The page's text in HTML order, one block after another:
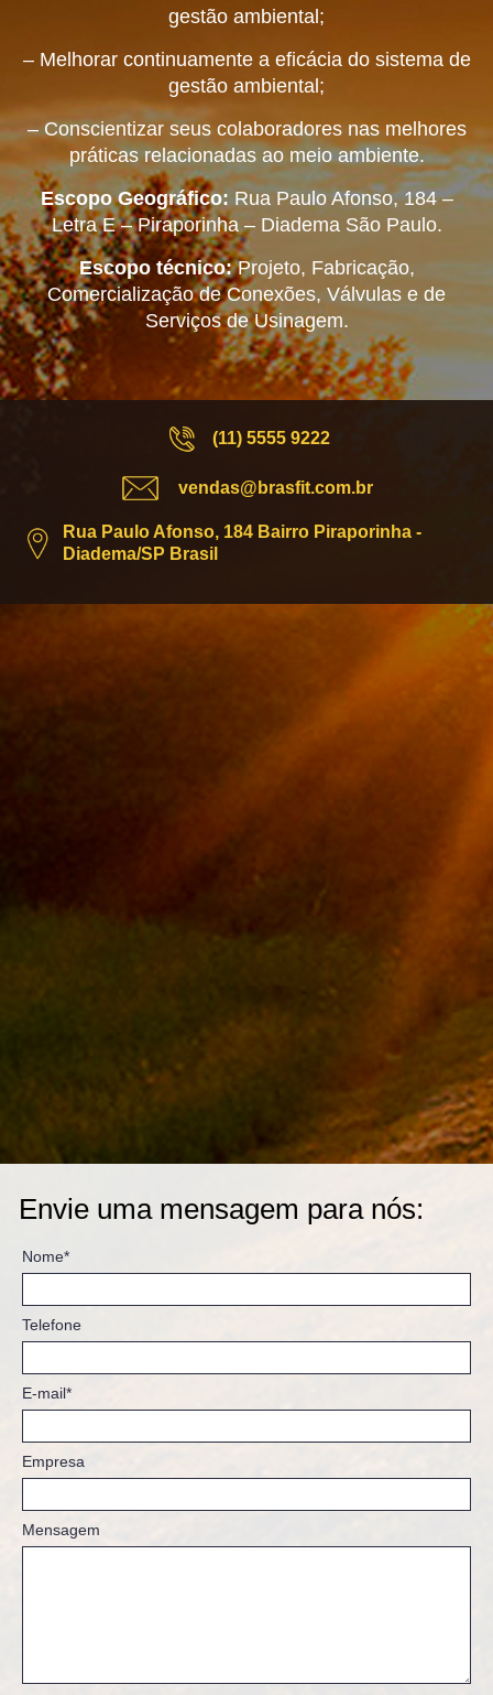
gestão ambiental;
– Melhorar continuamente a eficácia do sistema de
gestão ambiental;
– Conscientizar seus colaboradores nas melhores
práticas relacionadas ao meio ambiente.
Escopo Geográfico:Rua Paulo Afonso, 184 –
Letra E – Piraporinha – Diadema São Paulo.
Escopo técnico:Projeto, Fabricação,
Comercialização de Conexões, Válvulas e de
Serviços de Usinagem.
(11) 5555 9222
vendas@brasfit.com.br
Rua Paulo Afonso, 184 Bairro Piraporinha -
Diadema/SP Brasil
Envie uma mensagem para nós:
Nome*
Telefone
E-mail*
Empresa
Mensagem